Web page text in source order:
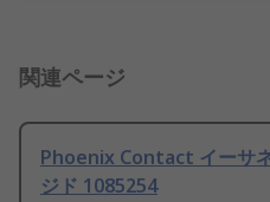
関連ページ
Phoenix Contact イーサ
ジド 1085254